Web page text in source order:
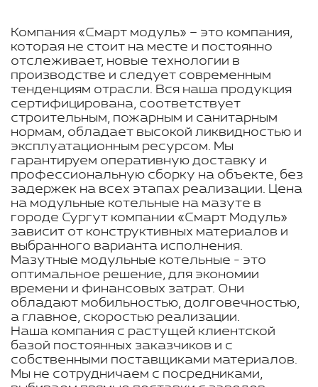
Компания «Смарт модуль» – это компания,
которая не стоит на месте и постоянно
отслеживает, новые технологии в
производстве и следует современным
тенденциям отрасли. Вся наша продукция
сертифицирована, соответствует
строительным, пожарным и санитарным
нормам, обладает высокой ликвидностью и
эксплуатационным ресурсом. Мы
гарантируем оперативную доставку и
профессиональную сборку на объекте, без
задержек на всех этапах реализации. Цена
на модульные котельные на мазуте в
городе Сургут компании «Смарт Модуль»
зависит от конструктивных материалов и
выбранного варианта исполнения.
Мазутные модульные котельные - это
оптимальное решение, для экономии
времени и финансовых затрат. Они
обладают мобильностью, долговечностью,
а главное, скоростью реализации.
Наша компания с растущей клиентской
базой постоянных заказчиков и с
собственными поставщиками материалов.
Мы не сотрудничаем с посредниками,